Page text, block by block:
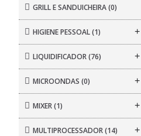
GRILL E SANDUICHEIRA(0)
HIGIENE PESSOAL(1) +
LIQUIDIFICADOR(76) +
MICROONDAS (0) +
MIXER(1) +
MULTIPROCESSADOR(14) +